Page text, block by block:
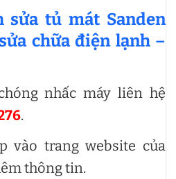
sửa tủ mát Sanden
chữa điện lạnh –
nhấc máy liên hệ
.
vào trang website của
thông tin.